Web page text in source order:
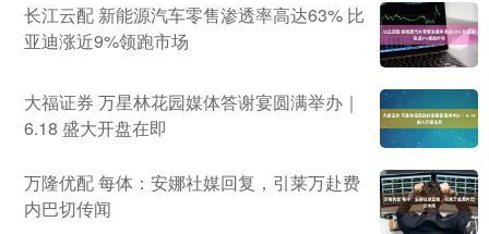
长江云配 新能源汽车零售渗透率高达63% 比
亚迪涨近9%领跑市场
大福证券 万星林花园媒体答谢宴圆满举办｜
6.18 盛大开盘在即
万隆优配 每体：安娜社媒回复，引莱万赴费
内巴切传闻